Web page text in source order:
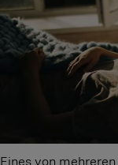
Eines von